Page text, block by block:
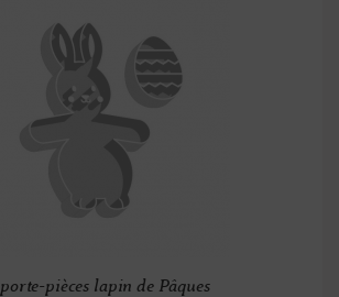
pièces lapin de Pâques